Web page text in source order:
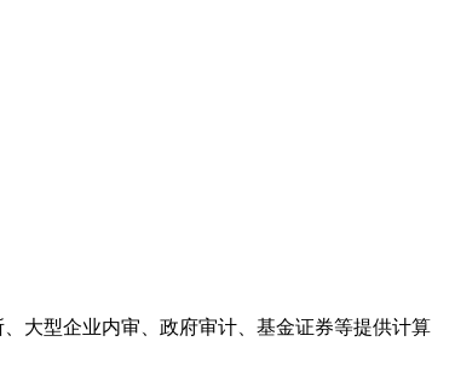
大型企业内审、政府审计、基金证券等提供计算